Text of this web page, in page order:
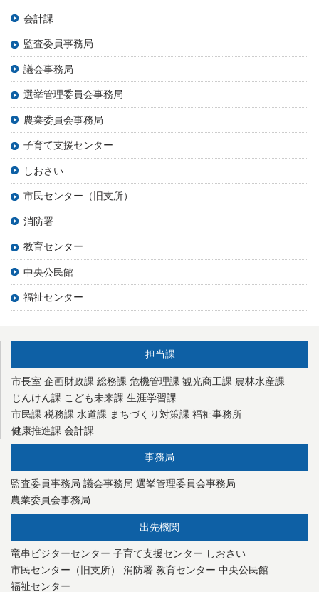
会計課
監査委員事務局
議会事務局
選挙管理委員会事務局
農業委員会事務局
子育て支援センター
しおさい
市民センター（旧支所）
消防署
教育センター
中央公民館
福祉センター
担当課
市長室 企画財政課 総務課 危機管理課 観光商工課 農林水産課
じんけん課 こども未来課 生涯学習課
市民課 税務課 水道課 まちづくり対策課 福祉事務所
健康推進課 会計課
事務局
監査委員事務局 議会事務局 選挙管理委員会事務局
農業委員会事務局
出先機関
竜串ビジターセンター 子育て支援センター しおさい
市民センター（旧支所）
消防署 教育センター 中央公民館
福祉センター